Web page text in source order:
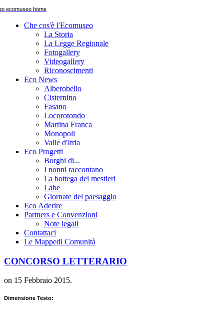
Che cos'è l'Ecomuseo
La Storia
La Legge Regionale
Fotogallery
Videogallery
Riconoscimenti
Eco News
Alberobello
Cisternino
Fasano
Locorotondo
Martina Franca
Monopoli
Valle d'Itria
Eco Progetti
Borghi di...
I nonni raccontano
La bottega dei mestieri
Labe
Giornate del paesaggio
Eco Aderire
Partners e Convenzioni
Note legali
Contattaci
Le Mappedi Comunità
CONCORSO LETTERARIO
on 15 Febbraio 2015.
Dimensione Testo: